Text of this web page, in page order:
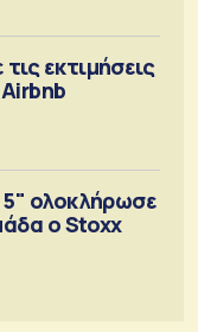
εκτιμήσεις
ολοκλήρωσε
ο Stoxx